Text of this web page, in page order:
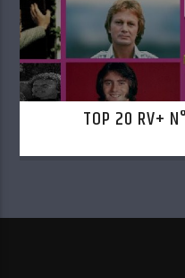
TOP 20 RV+